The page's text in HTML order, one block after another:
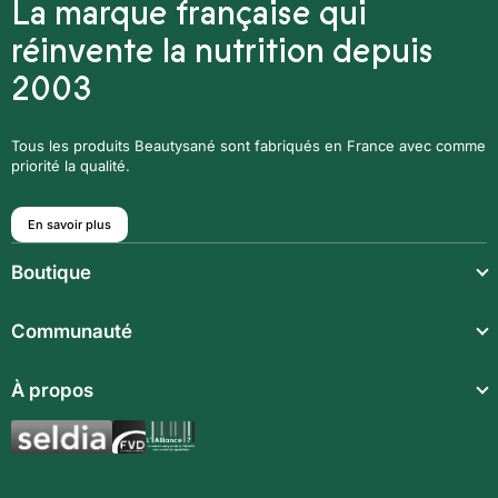
La marque française qui
réinvente la nutrition depuis
2003
Tous les produits Beautysané sont fabriqués en France avec comme
priorité la qualité.
En savoir plus
Boutique
Compléments alimentaires
Boissons techniques
Communauté
Communauté
Magazine
À propos
Qui sommes-nous ?